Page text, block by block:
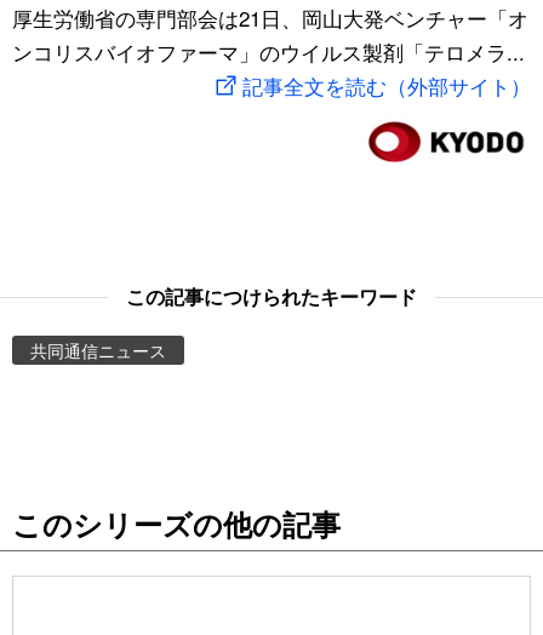
文化
動画/Live
Images
People
公式SNS
スポーツ・東京2020
厚生労働省の専門部会は21日、岡山大発ベンチャー「オ
ンコリスバイオファーマ」のウイルス製剤「テロメラ...
記事全文を読む（外部サイト）
この記事につけられたキーワード
共同通信ニュース
このシリーズの他の記事